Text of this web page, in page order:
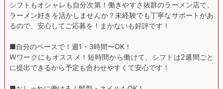
シフトもオシャレも自分次第！働きやすさ抜群のラーメン店で、
ラーメン好きを活かしませんか？未経験でも丁寧なサポートがあ
るので、安心してご応募を！まかないも好評です！
■自分のペースで！週1・3時間〜OK！
Wワークにもオススメ！短時間から働けて、シフトは2週間ごと
に提出できるから予定も合わせやすくて安心です！